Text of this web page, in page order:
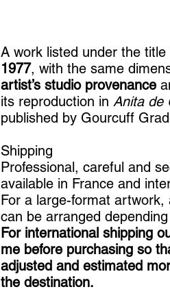
A work listed under the title
1977, with the same
artist’s studio provenance
its reproduction in Anita de
published by Gourcuff
Shipping
Professional, careful and
available in France and
For a large-format
can be arranged
For international shipping
me before purchasing so
adjusted and estimated
the destination.